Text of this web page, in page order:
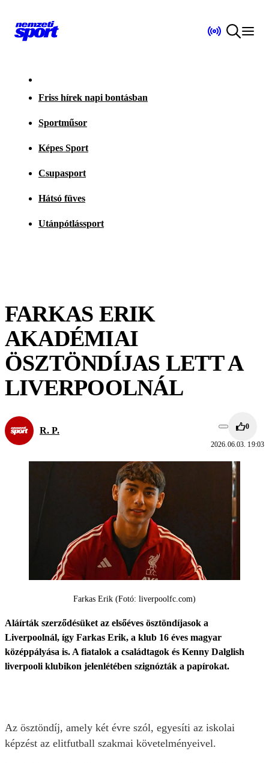
Friss hírek napi bontásban
Sportműsor
Képes Sport
Csupasport
Hátsó füves
Utánpótlássport
FARKAS ERIK
AKADÉMIAI
ÖSZTÖNDÍJAS LETT A
LIVERPOOLNÁL
R. P. 0
2026.06.03. 19:03
Farkas Erik (Fotó: liverpoolfc.com)
Aláírták szerződésüket az elsőéves ösztöndíjasok a
Liverpoolnál, így Farkas Erik, a klub 16 éves magyar
középpályása is. A fiatalok a családtagok és Kenny Dalglish
liverpooli klubikon jelenlétében szignózták a papírokat.
Az ösztöndíj, amely két évre szól, egyesíti az iskolai
képzést az elitfutball szakmai követelményeivel.